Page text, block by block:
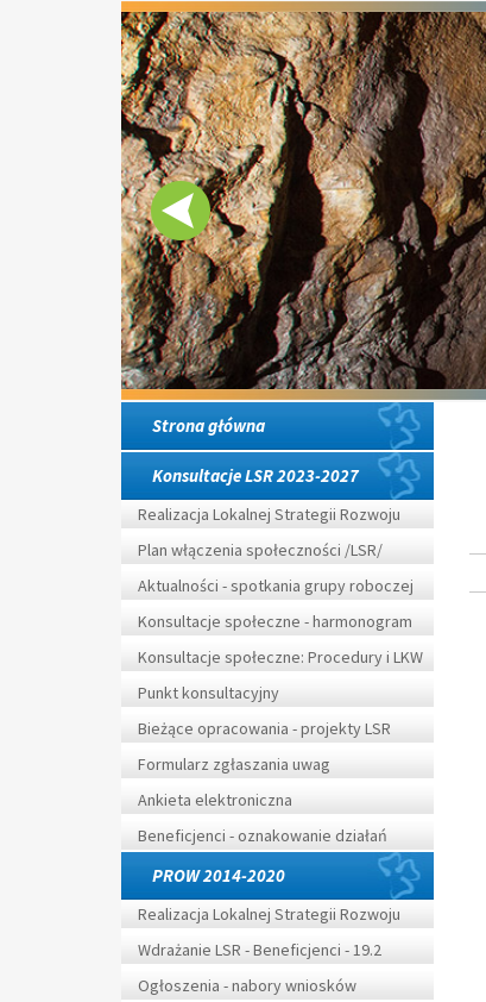
Strona główna
Konsultacje LSR 2023-2027
Realizacja Lokalnej Strategii Rozwoju
Plan włączenia społeczności /LSR/
Aktualności - spotkania grupy roboczej
Konsultacje społeczne - harmonogram
Konsultacje społeczne: Procedury i LKW
Punkt konsultacyjny
Bieżące opracowania - projekty LSR
Formularz zgłaszania uwag
Ankieta elektroniczna
Beneficjenci - oznakowanie działań
PROW 2014-2020
Realizacja Lokalnej Strategii Rozwoju
Wdrażanie LSR - Beneficjenci - 19.2
Ogłoszenia - nabory wniosków